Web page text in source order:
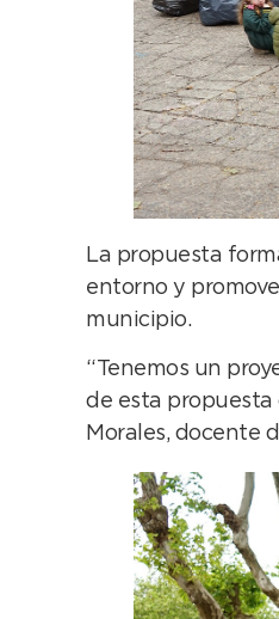
La propuesta
entorno y
municipio.
“Tenemos un
de esta propuesta
Morales, docente